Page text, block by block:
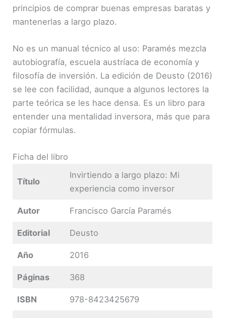
principios de comprar buenas empresas baratas y
mantenerlas a largo plazo.
No es un manual técnico al uso: Paramés mezcla
autobiografía, escuela austríaca de economía y
filosofía de inversión. La edición de Deusto (2016)
se lee con facilidad, aunque a algunos lectores la
parte teórica se les hace densa. Es un libro para
entender una mentalidad inversora, más que para
copiar fórmulas.
Ficha del libro
Título
Invirtiendo a largo plazo: Mi
experiencia como inversor
Autor Francisco García Paramés
Editorial Deusto
Año 2016
Páginas 368
ISBN 978-8423425679